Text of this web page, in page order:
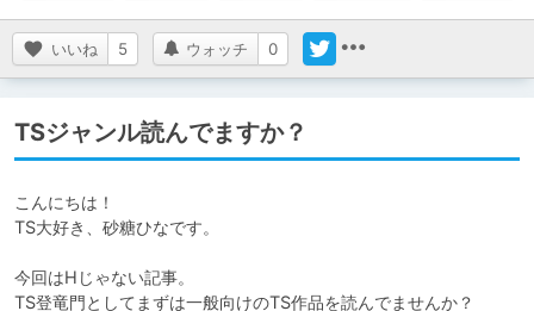
いいね 5 ウォッチ 0
TSジャンル読んでますか？
こんにちは！
TS大好き、砂糖ひなです。
今回はHじゃない記事。
TS登竜門としてまずは一般向けのTS作品を読んでませんか？